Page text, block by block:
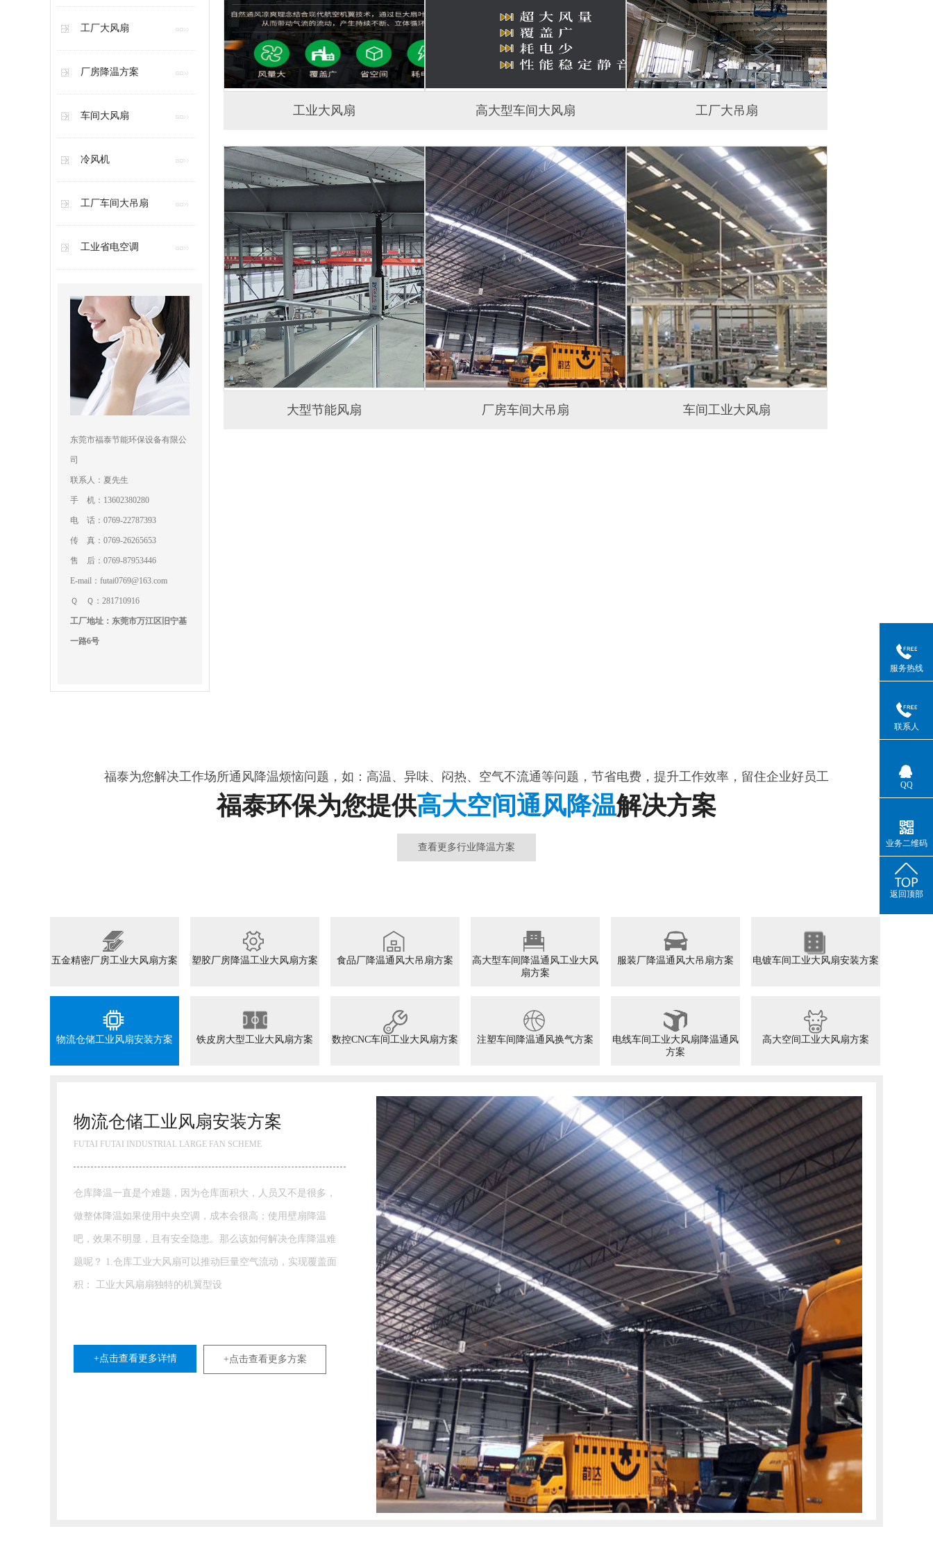
工厂大风扇
厂房降温方案
车间大风扇
冷风机
工厂车间大吊扇
工业省电空调
东莞市福泰节能环保设备有限公
司
联系人：夏先生
手 机：13602380280
电 话：0769-22787393
传 真：0769-26265653
售 后：0769-87953446
E-mail：futai0769@163.com
Ｑ Ｑ：281710916
工厂地址：东莞市万江区旧宁基
一路6号
工业大风扇 高大型车间大风扇 工厂大吊扇
大型节能风扇 厂房车间大吊扇 车间工业大风扇
福泰为您解决工作场所通风降温烦恼问题，如：高温、异味、闷热、空气不流通等问题，节省电费，提升工作效率，留住企业好员工
福泰环保为您提供高大空间通风降温解决方案
查看更多行业降温方案
五金精密厂房工业大风扇方案 塑胶厂房降温工业大风扇方案 食品厂降温通风大吊扇方案
高大型车间降温通风工业大风
扇方案
服装厂降温通风大吊扇方案 电镀车间工业大风扇安装方案
物流仓储工业风扇安装方案 铁皮房大型工业大风扇方案 数控CNC车间工业大风扇方案 注塑车间降温通风换气方案
电线车间工业大风扇降温通风
方案
高大空间工业大风扇方案
铁皮房大型工业大风扇方案
FUTAI FUTAI INDUSTRIAL LARGE FAN SCHEME
物流仓储现状： 1、通常面积很大，员工的作业流动性很大，想
要降温很困难 2、一般物流仓储都是钢结构厂房，一到夏天，室
内温度比室外温度还要高 3、建筑面积大空气不流通，导致员工
工作环境普遍不佳，工作效率低，因闷热导致的中暑现象也时
有发生。 给企业带来影响：
+点击查看更多详情 +点击查看更多方案
服务热线
联系人
QQ
业务二维码
返回顶部